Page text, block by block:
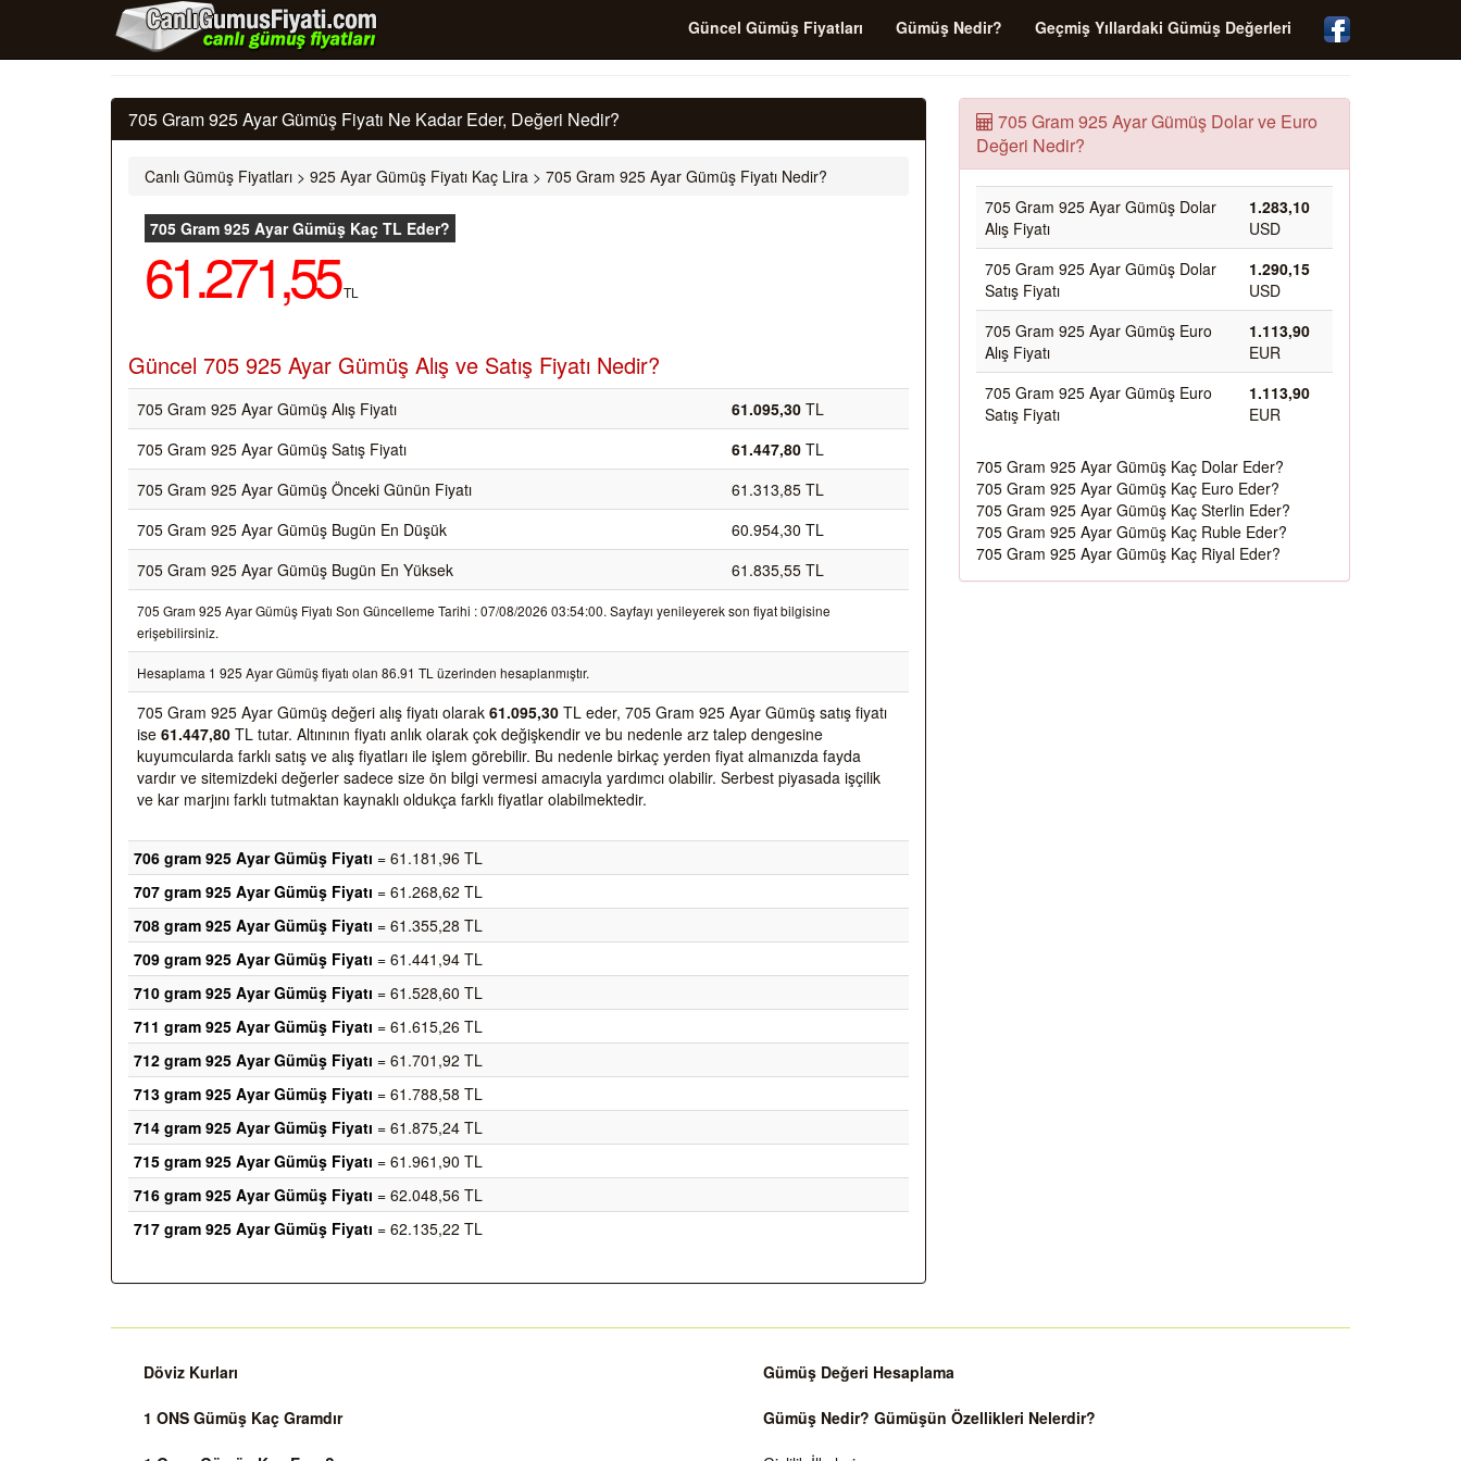
Güncel Gümüş Fiyatları Gümüş Nedir? Geçmiş Yıllardaki Gümüş Değerleri
705 Gram 925 Ayar Gümüş Fiyatı Ne Kadar Eder, Değeri Nedir?
Canlı Gümüş Fiyatları > 925 Ayar Gümüş Fiyatı Kaç Lira > 705 Gram 925 Ayar Gümüş Fiyatı Nedir?
705 Gram 925 Ayar Gümüş Kaç TL Eder?
61.271,55 TL
Güncel 705 925 Ayar Gümüş Alış ve Satış Fiyatı Nedir?
705 Gram 925 Ayar Gümüş Alış Fiyatı 61.095,30 TL
705 Gram 925 Ayar Gümüş Satış Fiyatı
61.447,80 TL
705 Gram 925 Ayar Gümüş Önceki Günün Fiyatı
61.313,85 TL
705 Gram 925 Ayar Gümüş Bugün En Düşük
60.954,30 TL
705 Gram 925 Ayar Gümüş Bugün En Yüksek
61.835,55 TL
705 Gram 925 Ayar Gümüş Fiyatı Son Güncelleme Tarihi : 07/08/2026 03:54:00. Sayfayı yenileyerek son fiyat bilgisine
erişebilirsiniz.
Hesaplama 1 925 Ayar Gümüş fiyatı olan 86.91 TL üzerinden hesaplanmıştır.
705 Gram 925 Ayar Gümüş değeri alış fiyatı olarak 61.095,30 TL eder, 705 Gram 925 Ayar Gümüş satış fiyatı
ise 61.447,80 TL tutar. Altınının fiyatı anlık olarak çok değişkendir ve bu nedenle arz talep dengesine
kuyumcularda farklı satış ve alış fiyatları ile işlem görebilir. Bu nedenle birkaç yerden fiyat almanızda fayda
vardır ve sitemizdeki değerler sadece size ön bilgi vermesi amacıyla yardımcı olabilir. Serbest piyasada işçilik
ve kar marjını farklı tutmaktan kaynaklı oldukça farklı fiyatlar olabilmektedir.
706 gram 925 Ayar Gümüş Fiyatı = 61.181,96 TL
707 gram 925 Ayar Gümüş Fiyatı = 61.268,62 TL
708 gram 925 Ayar Gümüş Fiyatı = 61.355,28 TL
709 gram 925 Ayar Gümüş Fiyatı = 61.441,94 TL
710 gram 925 Ayar Gümüş Fiyatı = 61.528,60 TL
711 gram 925 Ayar Gümüş Fiyatı = 61.615,26 TL
712 gram 925 Ayar Gümüş Fiyatı = 61.701,92 TL
713 gram 925 Ayar Gümüş Fiyatı = 61.788,58 TL
714 gram 925 Ayar Gümüş Fiyatı = 61.875,24 TL
715 gram 925 Ayar Gümüş Fiyatı = 61.961,90 TL
716 gram 925 Ayar Gümüş Fiyatı = 62.048,56 TL
717 gram 925 Ayar Gümüş Fiyatı = 62.135,22 TL
705 Gram 925 Ayar Gümüş Dolar ve Euro
Değeri Nedir?
705 Gram 925 Ayar Gümüş Dolar
Alış Fiyatı
1.283,10
USD
705 Gram 925 Ayar Gümüş Dolar
Satış Fiyatı
1.290,15
USD
705 Gram 925 Ayar Gümüş Euro
Alış Fiyatı
1.113,90
EUR
705 Gram 925 Ayar Gümüş Euro
Satış Fiyatı
1.113,90
EUR
705 Gram 925 Ayar Gümüş Kaç Dolar Eder?
705 Gram 925 Ayar Gümüş Kaç Euro Eder?
705 Gram 925 Ayar Gümüş Kaç Sterlin Eder?
705 Gram 925 Ayar Gümüş Kaç Ruble Eder?
705 Gram 925 Ayar Gümüş Kaç Riyal Eder?
Döviz Kurları
1 ONS Gümüş Kaç Gramdır
Gümüş Değeri Hesaplama
Gümüş Nedir? Gümüşün Özellikleri Nelerdir?